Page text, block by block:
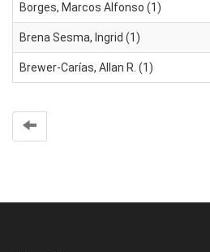
Borges, Marcos Alfonso (1)
Brena Sesma, Ingrid (1)
Brewer-Carías, Allan R. (1)